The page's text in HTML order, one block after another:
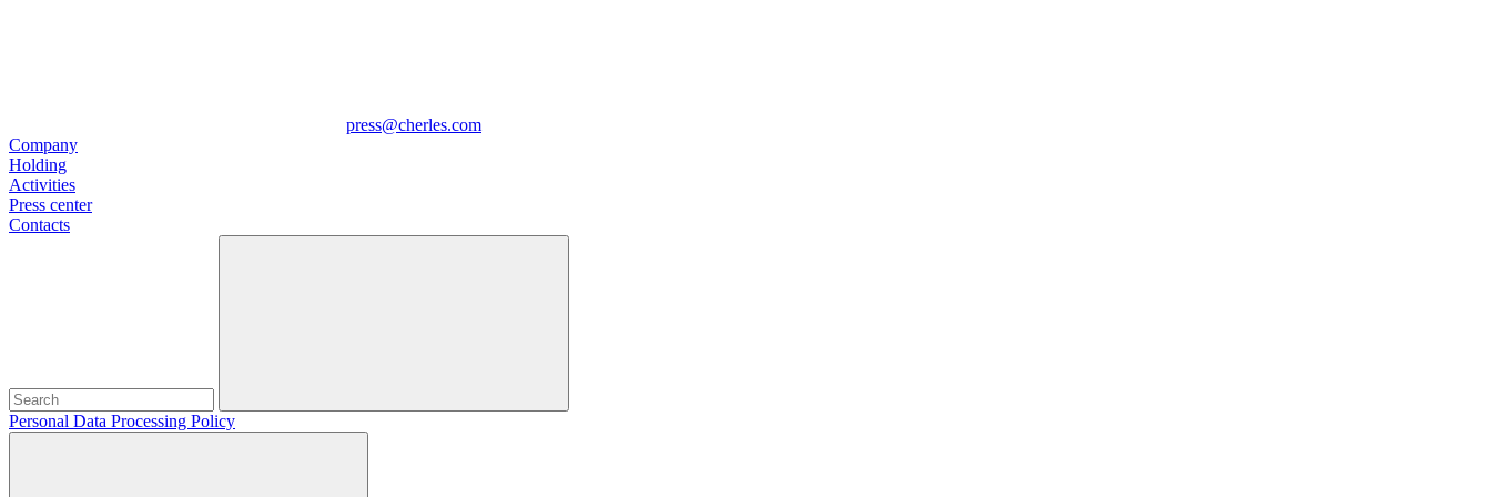
press@cherles.com
Company
Holding
Activities
Press center
Contacts
Personal Data Processing Policy